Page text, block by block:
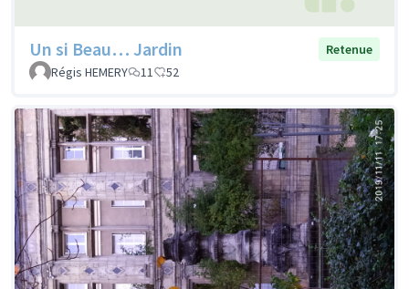
Un si Beau… Jardin
Retenue
Régis HEMERY
11 52